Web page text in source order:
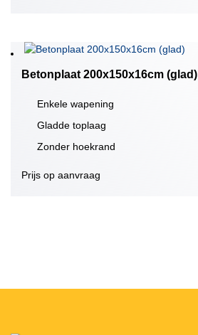
Betonplaat 200x150x16cm (glad)
Enkele wapening
Gladde toplaag
Zonder hoekrand
Prijs op aanvraag